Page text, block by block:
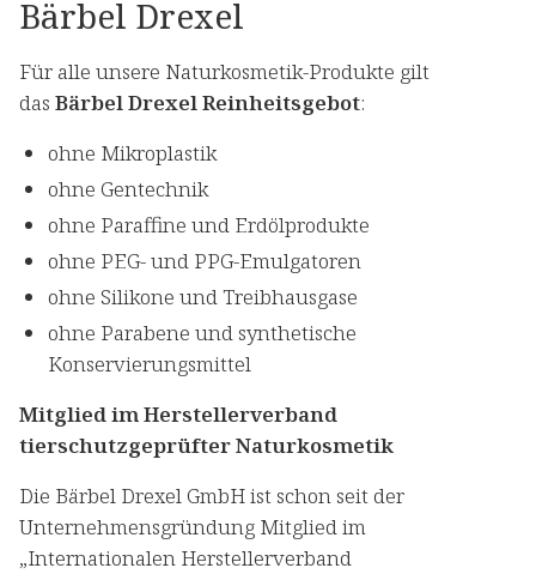
Bärbel Drexel
Für alle unsere Naturkosmetik-Produkte gilt
das Bärbel Drexel Reinheitsgebot:
ohne Mikroplastik
ohne Gentechnik
ohne Paraffine und Erdölprodukte
ohne PEG- und PPG-Emulgatoren
ohne Silikone und Treibhausgase
ohne Parabene und synthetische
Konservierungsmittel
Mitglied im Herstellerverband
tierschutzgeprüfter Naturkosmetik
Die Bärbel Drexel GmbH ist schon seit der
Unternehmensgründung Mitglied im
„Internationalen Herstellerverband